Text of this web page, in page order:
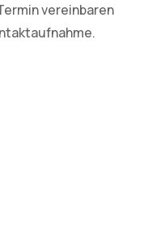
vereinbaren